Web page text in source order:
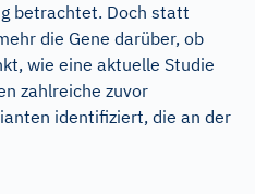
betrachtet. Doch statt
die Gene darüber, ob
wie eine aktuelle Studie
zahlreiche zuvor
identifiziert, die an der